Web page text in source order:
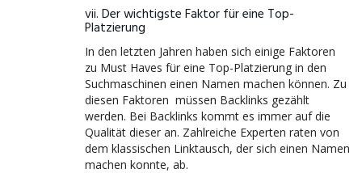
vii. Der wichtigste Faktor für eine Top-
Platzierung
In den letzten Jahren haben sich einige Faktoren
zu Must Haves für eine Top-Platzierung in den
Suchmaschinen einen Namen machen können. Zu
diesen Faktoren müssen Backlinks gezählt
werden. Bei Backlinks kommt es immer auf die
Qualität dieser an. Zahlreiche Experten raten von
dem klassischen Linktausch, der sich einen Namen
machen konnte, ab.